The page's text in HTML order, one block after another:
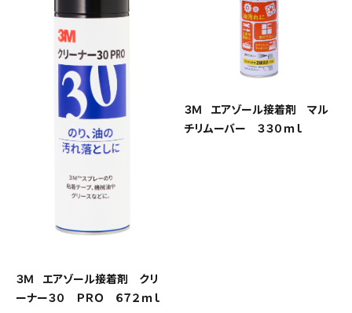
３Ｍ エアゾール接着剤 クリ
ーナー３０ ＰＲＯ ６７２ｍｌ
３Ｍ エアゾール接着剤 マル
チリムーバー ３３０ｍｌ